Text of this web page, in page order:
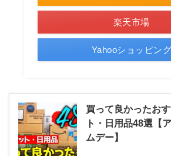
楽天市場
Yahooショッピング
買って良かったお
ト・日用品48選【
ムデー】